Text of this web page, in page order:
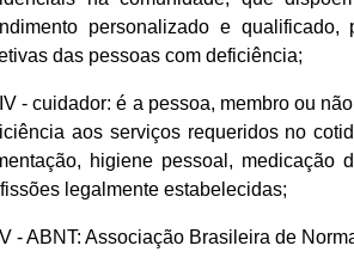
personalizado e
das pessoas com deficiência;
- cuidador: é a pessoa, membro ou
aos serviços requeridos no
higiene pessoal, medicação
legalmente estabelecidas;
- ABNT: Associação Brasileira de